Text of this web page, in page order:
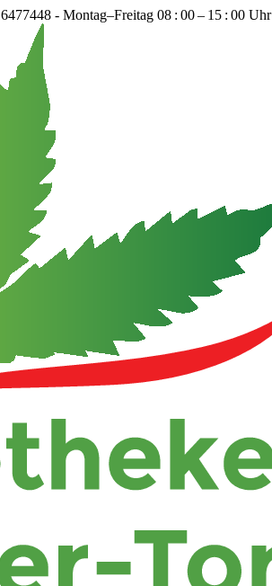
- Montag–Freitag 08 : 00 – 15 : 00 Uhr